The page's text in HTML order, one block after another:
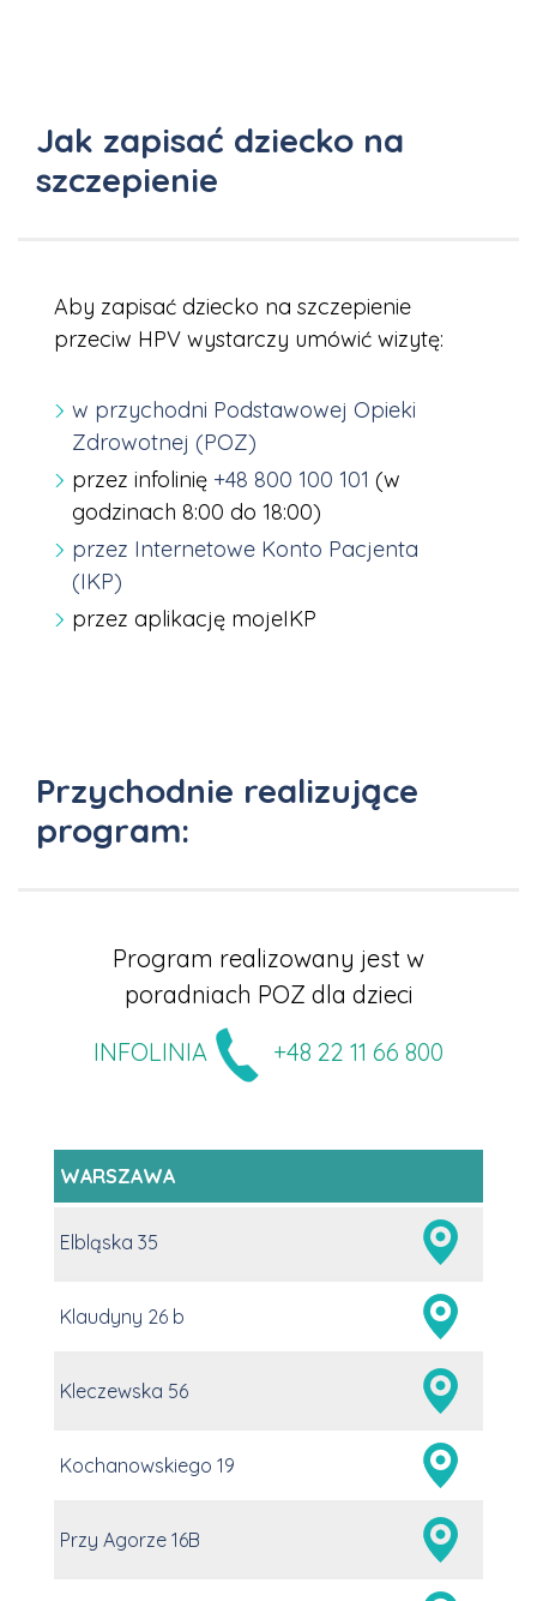
Jak zapisać dziecko na
szczepienie
Aby zapisać dziecko na szczepienie
przeciw HPV wystarczy umówić wizytę:
w przychodni Podstawowej Opieki
Zdrowotnej (POZ)
przez infolinię +48 800 100 101 (w
godzinach 8:00 do 18:00)
przez Internetowe Konto Pacjenta
(IKP)
przez aplikację mojeIKP
Przychodnie realizujące
program:
Program realizowany jest w
poradniach POZ dla dzieci
INFOLINIA
+48 22 11 66 800
WARSZAWA
Elbląska 35
Klaudyny 26 b
Kleczewska 56
Kochanowskiego 19
Przy Agorze 16B